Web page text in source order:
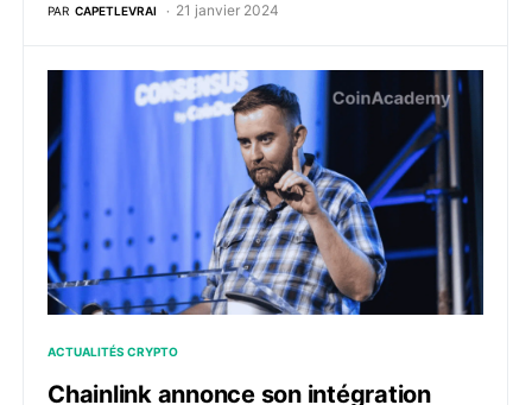
PAR CAPETLEVRAI 21 janvier 2024
Chainlink annonce son intégration avec le protocole
ACTUALITÉS CRYPTO
Chainlink annonce son intégration